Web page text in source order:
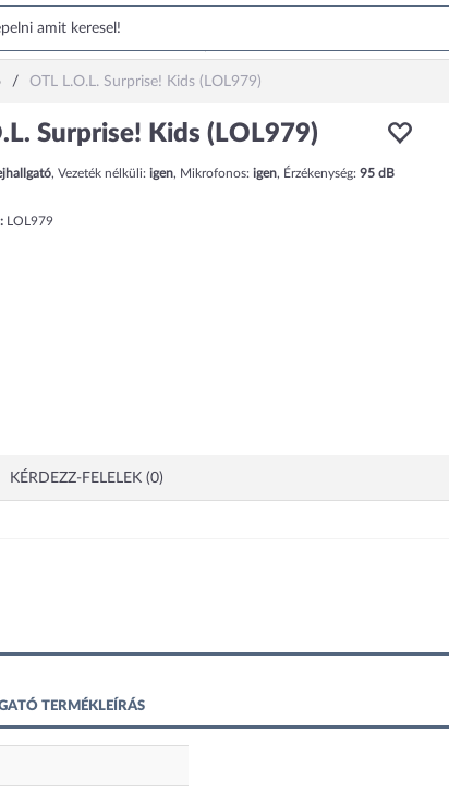
OTL L.O.L. Surprise! Kids (LOL979)
Surprise! Kids (LOL979)
, Vezeték nélküli: igen, Mikrofonos: igen, Érzékenység: 95 dB
LOL979
KÉRDEZZ-FELELEK (0)
TERMÉKLEÍRÁS